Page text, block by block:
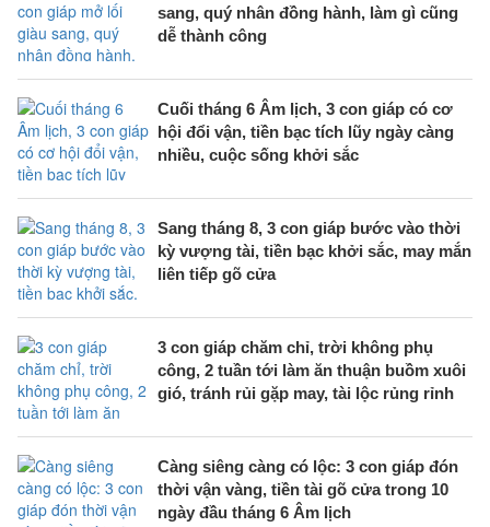
sang, quý nhân đồng hành, làm gì cũng
dễ thành công
Cuối tháng 6 Âm lịch, 3 con giáp có cơ
hội đổi vận, tiền bạc tích lũy ngày càng
nhiều, cuộc sống khởi sắc
Sang tháng 8, 3 con giáp bước vào thời
kỳ vượng tài, tiền bạc khởi sắc, may mắn
liên tiếp gõ cửa
3 con giáp chăm chỉ, trời không phụ
công, 2 tuần tới làm ăn thuận buồm xuôi
gió, tránh rủi gặp may, tài lộc rủng rỉnh
Càng siêng càng có lộc: 3 con giáp đón
thời vận vàng, tiền tài gõ cửa trong 10
ngày đầu tháng 6 Âm lịch